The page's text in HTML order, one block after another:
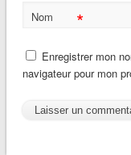
Nom *
Enregistrer mon
navigateur pour mon